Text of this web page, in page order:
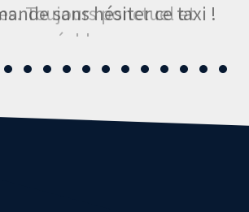
Toujours ponctuel et
agréable.
Merci
sans hésiter ce taxi !